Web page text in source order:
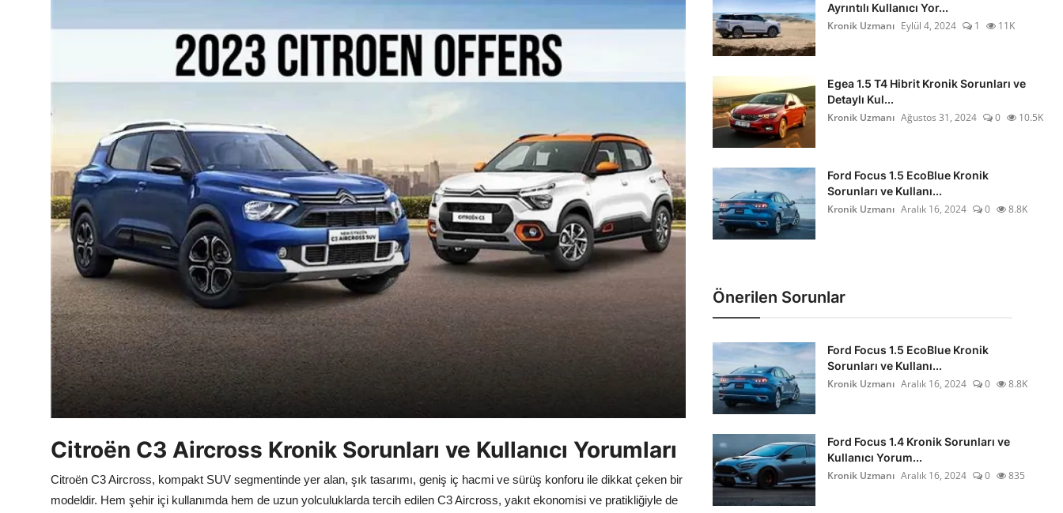
Kiralama & Filo
Lastik & Jant
Yağlar & Sıvılar
LPG & Yakıt
Elektrik & Akü
Klima & Konfor
Aydınlatma & Görüş
Şanzıman & Aktarma
Dizel Sistemler
Citroën C3 Aircross Kronik Sorunları ve Kullanıcı Yorumları
Citroën C3 Aircross, kompakt SUV segmentinde yer alan, şık tasarımı, geniş iç hacmi ve sürüş konforu ile dikkat çeken bir
modeldir. Hem şehir içi kullanımda hem de uzun yolculuklarda tercih edilen C3 Aircross, yakıt ekonomisi ve pratikliğiyle de
Ayrıntılı Kullanıcı Yor...
Kronik Uzmanı Eylül 4, 2024 1 11K
Egea 1.5 T4 Hibrit Kronik Sorunları ve
Detaylı Kul...
Kronik Uzmanı Ağustos 31, 2024 0 10.5K
Ford Focus 1.5 EcoBlue Kronik
Sorunları ve Kullanı...
Kronik Uzmanı Aralık 16, 2024 0 8.8K
Önerilen Sorunlar
Ford Focus 1.5 EcoBlue Kronik
Sorunları ve Kullanı...
Kronik Uzmanı Aralık 16, 2024 0 8.8K
Ford Focus 1.4 Kronik Sorunları ve
Kullanıcı Yorum...
Kronik Uzmanı Aralık 16, 2024 0 835